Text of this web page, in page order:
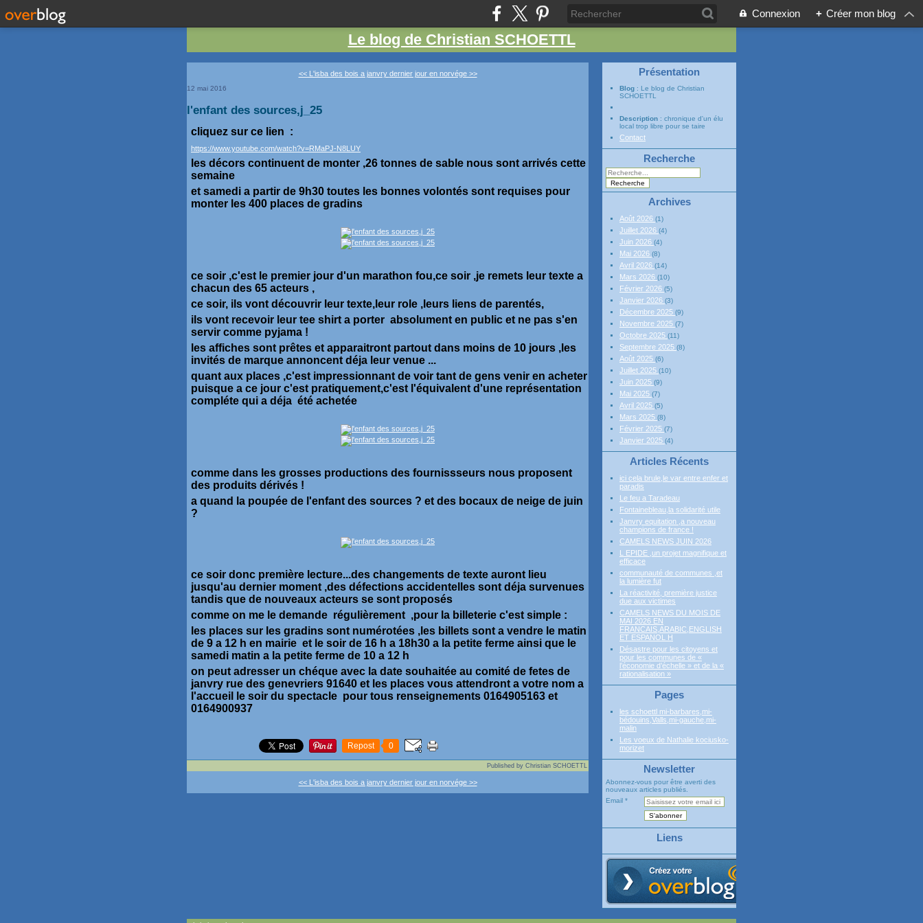
Connexion + Créer mon blog
Le blog de Christian SCHOETTL
<< L'isba des bois a janvry dernier jour en norvége >>
12 mai 2016
l'enfant des sources,j_25
cliquez sur ce lien :
https://www.youtube.com/watch?v=RMaPJ-N8LUY
les décors continuent de monter ,26 tonnes de sable nous sont arrivés cette
semaine
et samedi a partir de 9h30 toutes les bonnes volontés sont requises pour
monter les 400 places de gradins
ce soir ,c'est le premier jour d'un marathon fou,ce soir ,je remets leur texte a
chacun des 65 acteurs ,
ce soir, ils vont découvrir leur texte,leur role ,leurs liens de parentés,
ils vont recevoir leur tee shirt a porter absolument en public et ne pas s'en
servir comme pyjama !
les affiches sont prêtes et apparaitront partout dans moins de 10 jours ,les
invités de marque annoncent déja leur venue ...
quant aux places ,c'est impressionnant de voir tant de gens venir en acheter
puisque a ce jour c'est pratiquement,c'est l'équivalent d'une représentation
compléte qui a déja été achetée
comme dans les grosses productions des fournissseurs nous proposent
des produits dérivés !
a quand la poupée de l'enfant des sources ? et des bocaux de neige de juin
?
ce soir donc première lecture...des changements de texte auront lieu
jusqu'au dernier moment ,des défections accidentelles sont déja survenues
tandis que de nouveaux acteurs se sont proposés
comme on me le demande régulièrement ,pour la billeterie c'est simple :
les places sur les gradins sont numérotées ,les billets sont a vendre le matin
de 9 a 12 h en mairie et le soir de 16 h a 18h30 a la petite ferme ainsi que le
samedi matin a la petite ferme de 10 a 12 h
on peut adresser un chéque avec la date souhaitée au comité de fetes de
janvry rue des genevriers 91640 et les places vous attendront a votre nom a
l'accueil le soir du spectacle pour tous renseignements 0164905163 et
0164900937
Repost 0
Published by Christian SCHOETTL
<< L'isba des bois a janvry dernier jour en norvége >>
Présentation
Blog : Le blog de Christian
SCHOETTL
Description : chronique d'un élu
local trop libre pour se taire
Contact
Recherche
Archives
Août 2026 (1)
Juillet 2026 (4)
Juin 2026 (4)
Mai 2026 (8)
Avril 2026 (14)
Mars 2026 (10)
Février 2026 (5)
Janvier 2026 (3)
Décembre 2025 (9)
Novembre 2025 (7)
Octobre 2025 (11)
Septembre 2025 (8)
Août 2025 (6)
Juillet 2025 (10)
Juin 2025 (9)
Mai 2025 (7)
Avril 2025 (5)
Mars 2025 (8)
Février 2025 (7)
Janvier 2025 (4)
Articles Récents
ici cela brule,le var entre enfer et
paradis
Le feu a Taradeau
Fontainebleau,la solidarité utile
Janvry equitation ,a nouveau
champions de france !
CAMELS NEWS JUIN 2026
L EPIDE ,un projet magnifique et
efficace
communauté de communes ,et
la lumière fut
La réactivité, première justice
due aux victimes
CAMELS NEWS DU MOIS DE
MAI 2026 EN
FRANCAIS,ARABIC,ENGLISH
ET ESPANOL H
Désastre pour les citoyens et
pour les communes de «
l’économie d’échelle » et de la «
rationalisation »
Pages
les schoettl mi-barbares,mi-
bédouins,Valls,mi-gauche,mi-
malin
Les voeux de Nathalie kociusko-
morizet
Newsletter
Abonnez-vous pour être averti des
nouveaux articles publiés.
Email
Liens